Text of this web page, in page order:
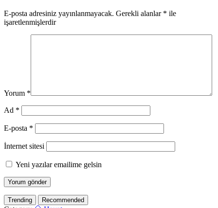
E-posta adresiniz yayınlanmayacak. Gerekli alanlar * ile
işaretlenmişlerdir
Yorum *
Ad *
E-posta *
İnternet sitesi
Yeni yazılar emailime gelsin
Trending Recommended